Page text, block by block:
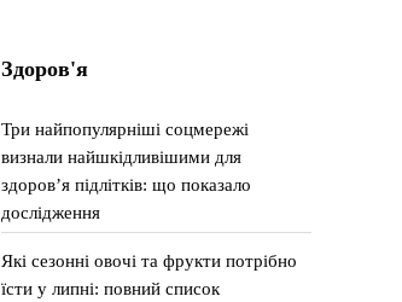
Здоров'я
Три найпопулярніші соцмережі
визнали найшкідливішими для
здоров’я підлітків: що показало
дослідження
Які сезонні овочі та фрукти потрібно
їсти у липні: повний список